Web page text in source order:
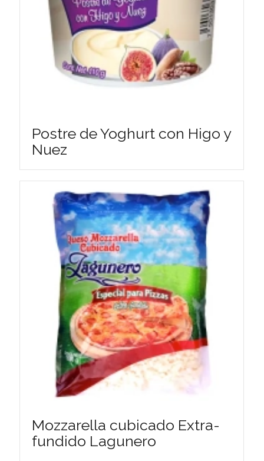
Postre de Yoghurt con Higo y
Nuez
Mozzarella cubicado Extra-
fundido Lagunero